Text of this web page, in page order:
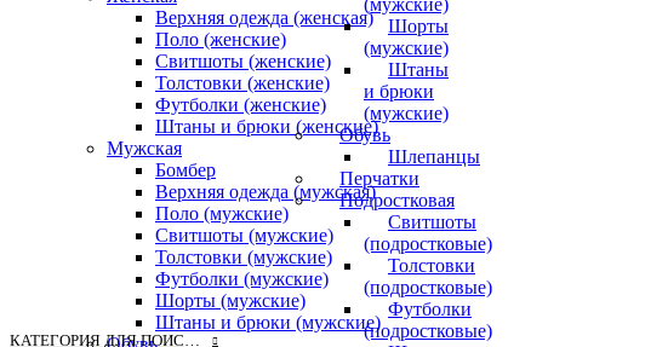
Шорты
(мужские)
Штаны
и брюки
(мужские)
Обувь
Шлепанцы
Перчатки
Подростковая
Свитшоты
(подростковые)
Толстовки
(подростковые)
Футболки
(подростковые)
Верхняя одежда (женская)
Поло (женские)
Свитшоты (женские)
Толстовки (женские)
Футболки (женские)
Штаны и брюки (женские)
Мужская
Бомбер
Верхняя одежда (мужская)
Поло (мужские)
Свитшоты (мужские)
Толстовки (мужские)
Футболки (мужские)
Шорты (мужские)
Штаны и брюки (мужские)